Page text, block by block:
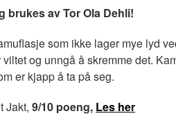
brukes av Tor Ola Dehli!
som ikke lager mye lyd
og unngå å skremme det.
er kjapp å ta på seg.
Jakt, 9/10 poeng, Les her